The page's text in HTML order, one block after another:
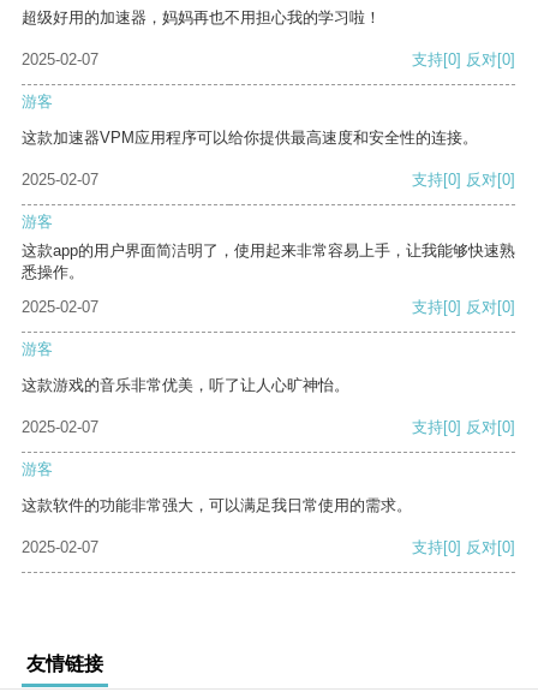
超级好用的加速器，妈妈再也不用担心我的学习啦！
2025-02-07 支持[0] 反对[0]
游客
这款加速器VPM应用程序可以给你提供最高速度和安全性的连接。
2025-02-07 支持[0] 反对[0]
游客
这款app的用户界面简洁明了，使用起来非常容易上手，让我能够快速熟
悉操作。
2025-02-07
支持[0] 反对[0]
游客
这款游戏的音乐非常优美，听了让人心旷神怡。
2025-02-07 支持[0] 反对[0]
游客
这款软件的功能非常强大，可以满足我日常使用的需求。
2025-02-07 支持[0] 反对[0]
友情链接